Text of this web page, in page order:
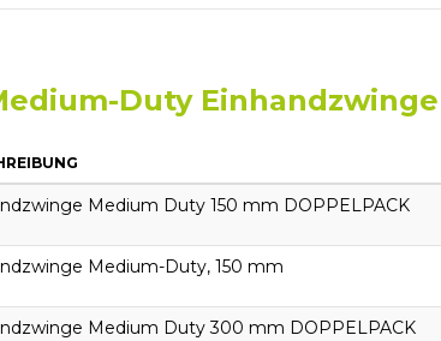
Duty Einhandzwinge
Medium Duty 150 mm DOPPELPACK
Medium-Duty, 150 mm
Medium Duty 300 mm DOPPELPACK